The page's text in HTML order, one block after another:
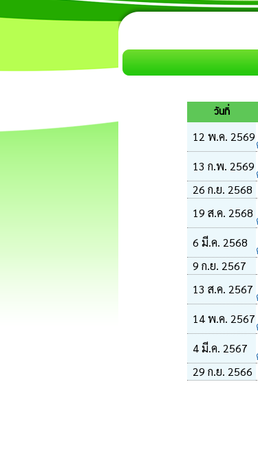
วันที่
12 พ.ค. 2569
13 ก.พ. 2569
26 ก.ย. 2568
19 ส.ค. 2568
6 มี.ค. 2568
9 ก.ย. 2567
13 ส.ค. 2567
14 พ.ค. 2567
4 มี.ค. 2567
29 ก.ย. 2566